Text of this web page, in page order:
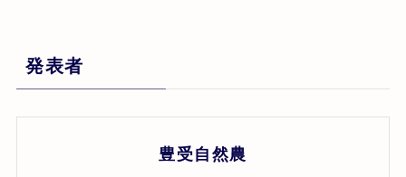
発表者
豊受自然農